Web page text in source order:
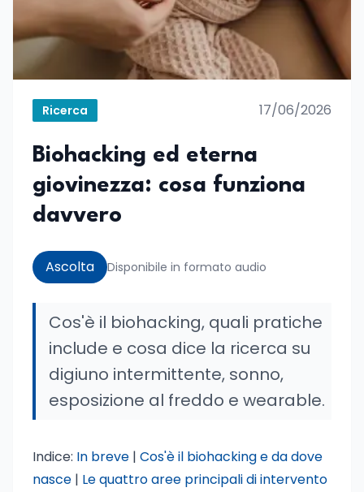
Ricerca 17/06/2026
Biohacking ed eterna
giovinezza: cosa funziona
davvero
Ascolta Disponibile in formato audio
Cos'è il biohacking, quali pratiche
include e cosa dice la ricerca su
digiuno intermittente, sonno,
esposizione al freddo e wearable.
Indice: In breve | Cos'è il biohacking e da dove
nasce | Le quattro aree principali di intervento